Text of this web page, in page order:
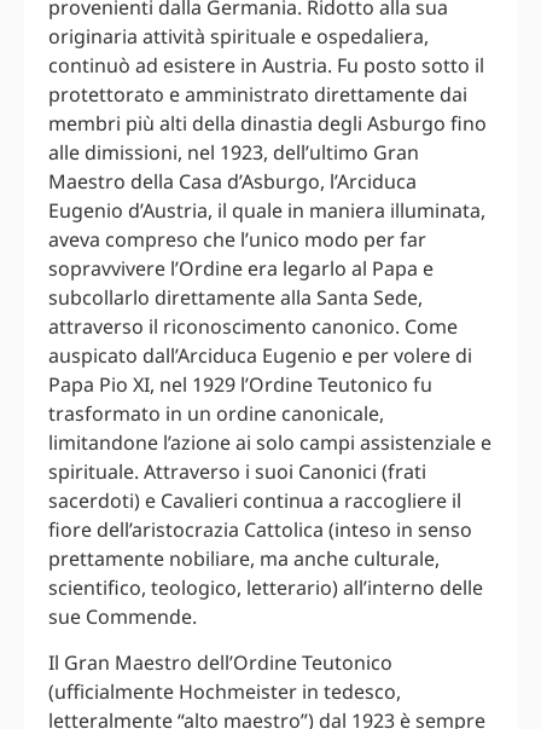
provenienti dalla Germania. Ridotto alla sua
originaria attività spirituale e ospedaliera,
continuò ad esistere in Austria. Fu posto sotto il
protettorato e amministrato direttamente dai
membri più alti della dinastia degli Asburgo fino
alle dimissioni, nel 1923, dell’ultimo Gran
Maestro della Casa d’Asburgo, l’Arciduca
Eugenio d’Austria, il quale in maniera illuminata,
aveva compreso che l’unico modo per far
sopravvivere l’Ordine era legarlo al Papa e
subcollarlo direttamente alla Santa Sede,
attraverso il riconoscimento canonico. Come
auspicato dall’Arciduca Eugenio e per volere di
Papa Pio XI, nel 1929 l’Ordine Teutonico fu
trasformato in un ordine canonicale,
limitandone l’azione ai solo campi assistenziale e
spirituale. Attraverso i suoi Canonici (frati
sacerdoti) e Cavalieri continua a raccogliere il
fiore dell’aristocrazia Cattolica (inteso in senso
prettamente nobiliare, ma anche culturale,
scientifico, teologico, letterario) all’interno delle
sue Commende.
Il Gran Maestro dell’Ordine Teutonico
(ufficialmente Hochmeister in tedesco,
letteralmente “alto maestro”) dal 1923 è sempre